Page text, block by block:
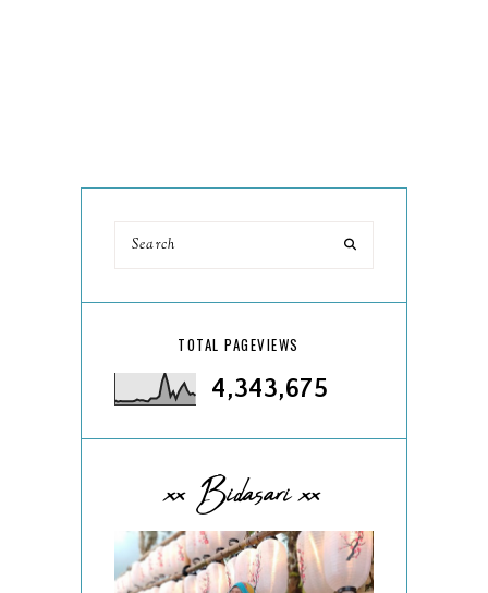
TOTAL PAGEVIEWS
4,343,675
xx Bidasari xx